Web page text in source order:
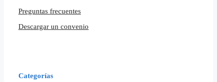
Preguntas frecuentes
Descargar un convenio
Categorías